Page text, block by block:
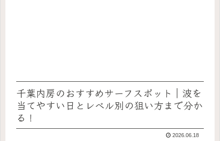
千葉内房のおすすめサーフスポット｜波を
当てやすい日とレベル別の狙い方まで分か
る！
2026.06.18